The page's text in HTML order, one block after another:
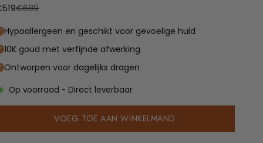
Normale prijs
€689
Hypoallergeen en geschikt voor gevoelige huid
10K goud met verfijnde afwerking
Ontworpen voor dagelijks dragen
Op voorraad - Direct leverbaar
VOEG TOE AAN WINKELMAND